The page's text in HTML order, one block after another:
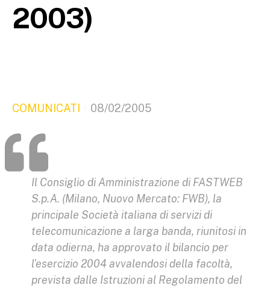
2003)
COMUNICATI 08/02/2005
Il Consiglio di Amministrazione di FASTWEB
S.p.A. (Milano, Nuovo Mercato: FWB), la
principale Società italiana di servizi di
telecomunicazione a larga banda, riunitosi in
data odierna, ha approvato il bilancio per
l'esercizio 2004 avvalendosi della facoltà,
prevista dalle Istruzioni al Regolamento del